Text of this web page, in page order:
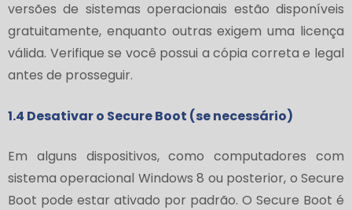
versões de sistemas operacionais estão disponíveis
gratuitamente, enquanto outras exigem uma licença
válida. Verifique se você possui a cópia correta e legal
antes de prosseguir.
1.4 Desativar o Secure Boot (se necessário)
Em alguns dispositivos, como computadores com
sistema operacional Windows 8 ou posterior, o Secure
Boot pode estar ativado por padrão. O Secure Boot é